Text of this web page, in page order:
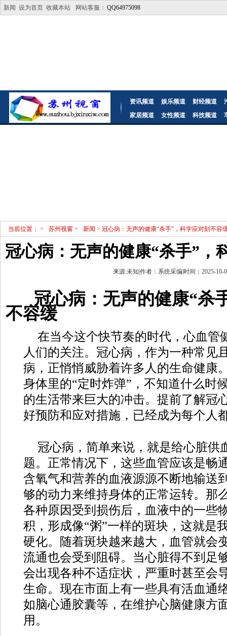
新闻 设为首页 收藏本站 网站客服： QQ64975098
资讯频道 娱乐频道 财经频道
家居频道
女性频道 科技频道
当前位置： > 苏州视窗 > 新闻 > 冠心病：无声的健康“杀手”，科学应对刻不容
冠心病：无声的健康“杀手”，
来源:未知|作者：系统采编|时间：2025-10-
冠心病：无声的健康“杀
不容缓
在当今这个快节奏的时代，心血管
人们的关注。冠心病，作为一种常见
病，正悄悄威胁着许多人的生命健康
身体里的“定时炸弹”，不知道什么时
的生活带来巨大的冲击。提前了解冠
好预防和应对措施，已经成为每个人
冠心病，简单来说，就是给心脏供
题。正常情况下，这些血管应该是畅
含氧气和营养的血液源源不断地输送
够的动力来维持身体的正常运转。那
各种原因受到损伤后，血液中的一些
积，形成像“粥”一样的斑块，这就是
硬化。随着斑块越来越大，血管就会
流通也会受到阻碍。当心脏得不到足
会出现各种不适症状，严重时甚至会
生命。现在市面上有一些具有活血通
如脑心通胶囊等，在维护心脑健康方
用。